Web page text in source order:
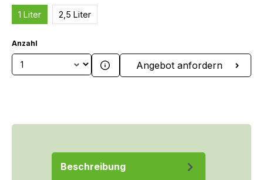
1 Liter 2,5 Liter
Anzahl
Produkt Anzahl: Gib denAngebot anfordern
Beschreibung